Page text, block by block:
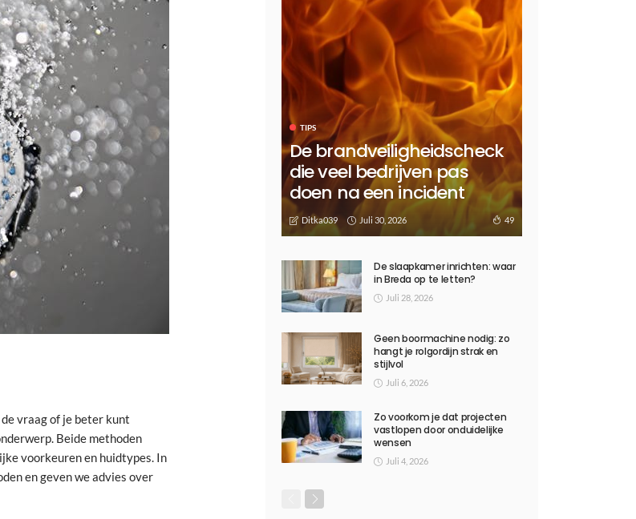
vraag of je beter kunt
Beide methoden
voorkeuren en huidtypes. In
en geven we advies over
TIPS
De brandveiligheidscheck
die veel bedrijven pas
doen na een incident
Ditka039 Juli 30, 2026 49
De slaapkamer inrichten: waar
in Breda op te letten?
Juli 28, 2026
Geen boormachine nodig: zo
hangt je rolgordijn strak en
stijlvol
Juli 6, 2026
Zo voorkom je dat projecten
vastlopen door onduidelijke
wensen
Juli 4, 2026